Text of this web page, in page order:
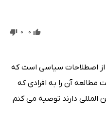
0
0
از اصطلاحات سیاسی است که
آن را به افرادی که
المللی دارند توصیه می کنم